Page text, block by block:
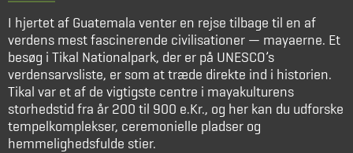
I hjertet af Guatemala venter en rejse tilbage til en af
verdens mest fascinerende civilisationer — mayaerne. Et
besøg i Tikal Nationalpark, der er på UNESCO’s
verdensarvsliste, er som at træde direkte ind i historien.
Tikal var et af de vigtigste centre i mayakulturens
storhedstid fra år 200 til 900 e.Kr., og her kan du udforske
tempelkomplekser, ceremonielle pladser og
hemmelighedsfulde stier.